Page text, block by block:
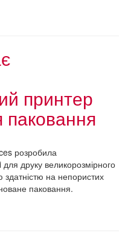
принтер
розробила
друку великорозмірного
на непористих
паковання.